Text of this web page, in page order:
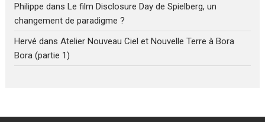
Philippe dansLe film Disclosure Day de Spielberg, un
changement de paradigme ?
Hervé dansAtelier Nouveau Ciel et Nouvelle Terre à Bora
Bora (partie 1)